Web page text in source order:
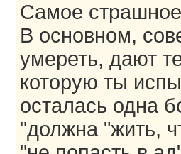
Самое
В основном,
умереть, дают
которую ты
осталась одна
"должна "жить,